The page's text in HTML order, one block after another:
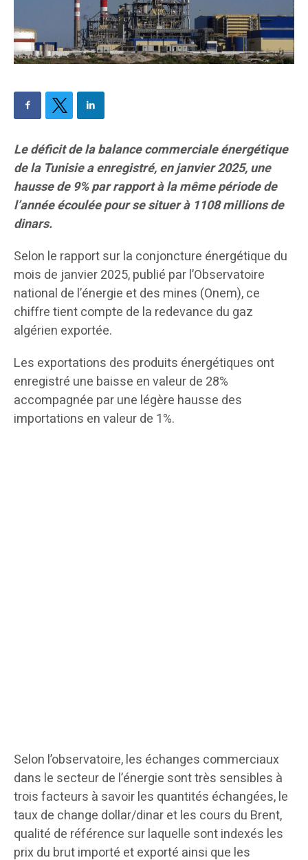
Le déficit de la balance commerciale énergétique
de la Tunisie a enregistré, en janvier 2025, une
hausse de 9% par rapport à la même période de
l’année écoulée pour se situer à 1108 millions de
dinars.
Selon le rapport sur la conjoncture énergétique du
mois de janvier 2025, publié par l’Observatoire
national de l’énergie et des mines (Onem), ce
chiffre tient compte de la redevance du gaz
algérien exportée.
Les exportations des produits énergétiques ont
enregistré une baisse en valeur de 28%
accompagnée par une légère hausse des
importations en valeur de 1%.
Selon l’observatoire, les échanges commerciaux
dans le secteur de l’énergie sont très sensibles à
trois facteurs à savoir les quantités échangées, le
taux de change dollar/dinar et les cours du Brent,
qualité de référence sur laquelle sont indexés les
prix du brut importé et exporté ainsi que les